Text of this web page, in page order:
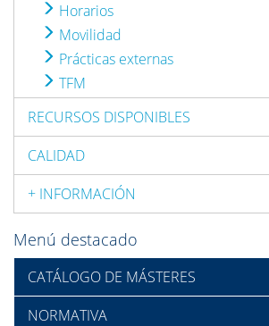
Horarios
Movilidad
Prácticas externas
TFM
RECURSOS DISPONIBLES
CALIDAD
+ INFORMACIÓN
Menú destacado
CATÁLOGO DE MÁSTERES
NORMATIVA